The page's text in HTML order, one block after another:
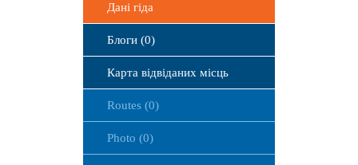
Дані гіда
Блоги (0)
Карта відвіданих місць
Routes (0)
Photo (0)